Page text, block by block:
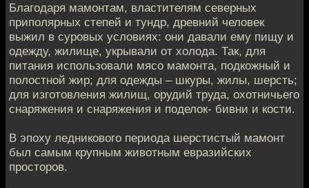
Благодаря мамонтам, властителям северных
приполярных степей и тундр, древний человек
выжил в суровых условиях: они давали ему пищу и
одежду, жилище, укрывали от холода. Так, для
питания использовали мясо мамонта, подкожный и
полостной жир; для одежды – шкуры, жилы, шерсть;
для изготовления жилищ, орудий труда, охотничьего
снаряжения и снаряжения и поделок- бивни и кости.
В эпоху ледникового периода шерстистый мамонт
был самым крупным животным евразийских
просторов.